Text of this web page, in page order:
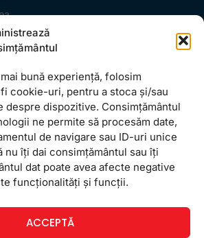
bună experiență, folosim
cookie-uri, pentru a stoca și/sau
despre dispozitive. Consimțământul
ne permite să procesăm date,
de navigare sau ID-uri unice
nu îți dai consimțământul sau îți
dat poate avea afecte negative
funcționalități și funcții.
ACCEPTĂ